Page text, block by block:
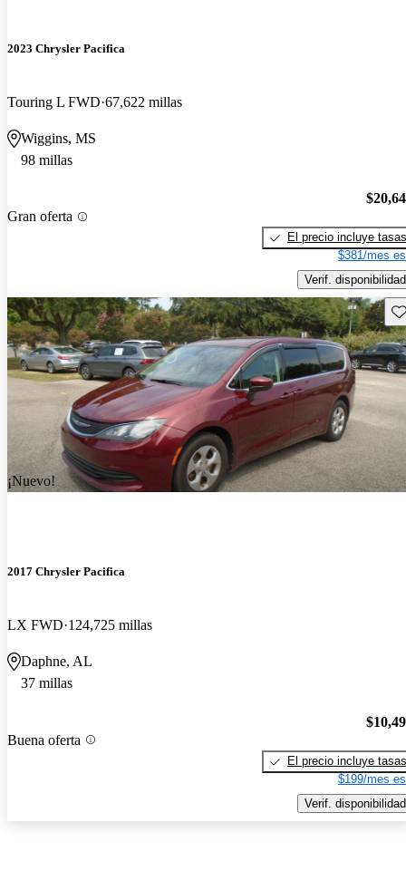
2023 Chrysler Pacifica
Touring L FWD 67,622 millas
Wiggins, MS
98 millas
Gran oferta
El precio incluye tasas
$381/mes
Verif. disponibilidad
¡Nuevo!
2017 Chrysler Pacifica
LX FWD 124,725 millas
Daphne, AL
37 millas
Buena oferta
El precio incluye tasas
$199/mes
Verif. disponibilidad